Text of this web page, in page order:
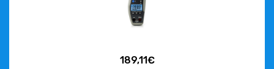
189,11€